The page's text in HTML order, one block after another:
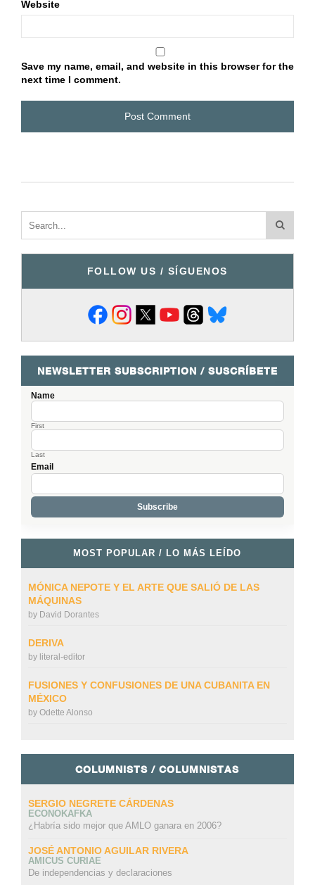
Website
Save my name, email, and website in this browser for the
next time I comment.
FOLLOW US / SÍGUENOS
NEWSLETTER SUBSCRIPTION / SUSCRÍBETE
Name
First
Last
Email
MOST POPULAR / LO MÁS LEÍDO
MÓNICA NEPOTE Y EL ARTE QUE SALIÓ DE LAS
MÁQUINAS
by David Dorantes
DERIVA
by literal-editor
FUSIONES Y CONFUSIONES DE UNA CUBANITA EN
MÉXICO
by Odette Alonso
COLUMNISTS / COLUMNISTAS
SERGIO NEGRETE CÁRDENAS
ECONOKAFKA
¿Habría sido mejor que AMLO ganara en 2006?
JOSÉ ANTONIO AGUILAR RIVERA
AMICUS CURIAE
De independencias y declaraciones